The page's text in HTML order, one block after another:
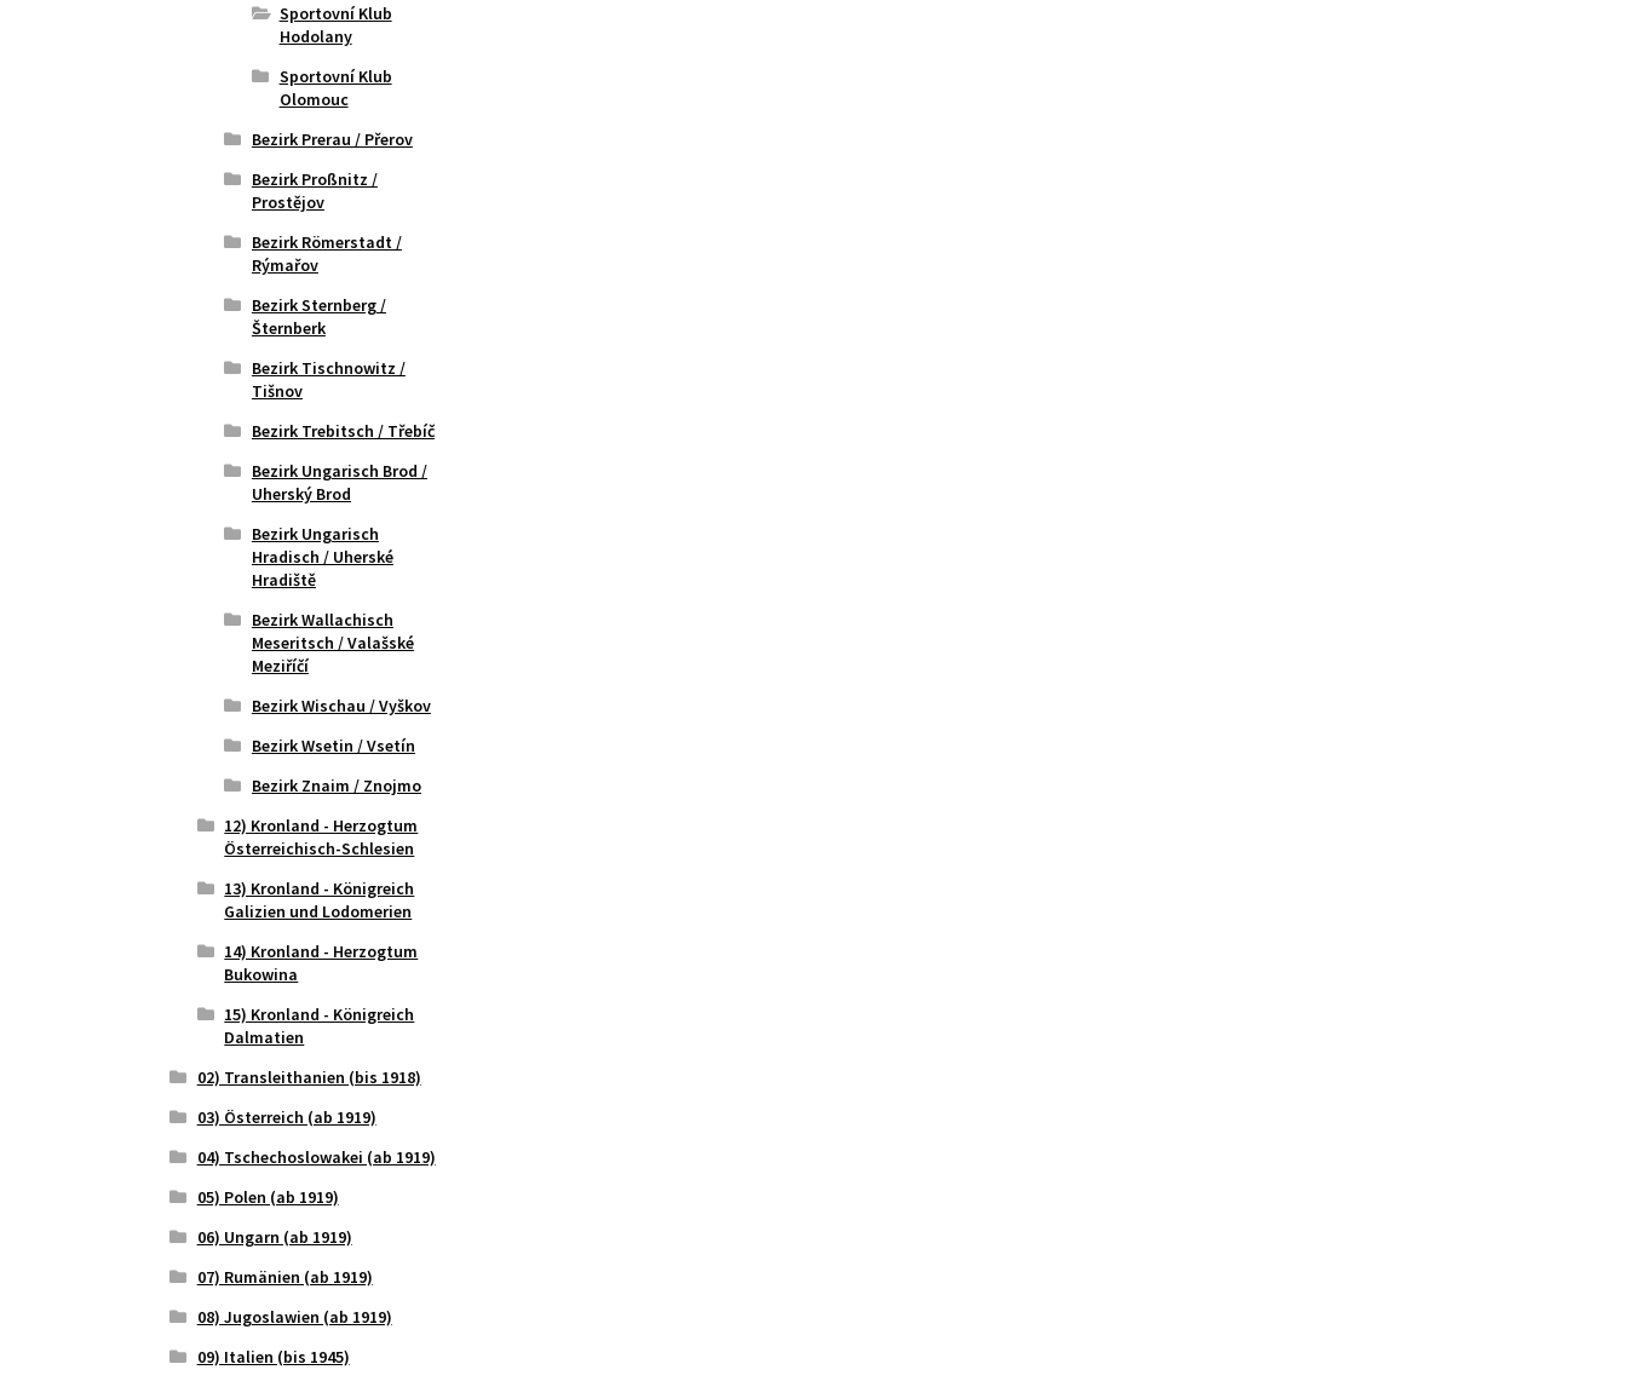
Sportovní Klub
Hodolany
Sportovní Klub
Olomouc
Bezirk Prerau / Přerov
Bezirk Proßnitz /
Prostějov
Bezirk Römerstadt /
Rýmařov
Bezirk Sternberg /
Šternberk
Bezirk Tischnowitz /
Tišnov
Bezirk Trebitsch / Třebíč
Bezirk Ungarisch Brod /
Uherský Brod
Bezirk Ungarisch
Hradisch / Uherské
Hradiště
Bezirk Wallachisch
Meseritsch / Valašské
Meziříčí
Bezirk Wischau / Vyškov
Bezirk Wsetin / Vsetín
Bezirk Znaim / Znojmo
12) Kronland - Herzogtum
Österreichisch-Schlesien
13) Kronland - Königreich
Galizien und Lodomerien
14) Kronland - Herzogtum
Bukowina
15) Kronland - Königreich
Dalmatien
02) Transleithanien (bis 1918)
03) Österreich (ab 1919)
04) Tschechoslowakei (ab 1919)
05) Polen (ab 1919)
06) Ungarn (ab 1919)
07) Rumänien (ab 1919)
08) Jugoslawien (ab 1919)
09) Italien (bis 1945)